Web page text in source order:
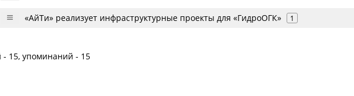
«АйТи» реализует инфраструктурные проекты для «ГидроОГК» 1
- 15, упоминаний - 15